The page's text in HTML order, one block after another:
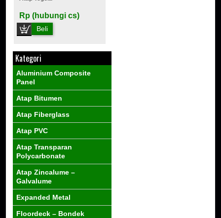
Rp (hubungi cs)
Beli
Kategori
Aluminium Composite
Panel
Atap Bitumen
Atap Fiberglass
Atap PVC
Atap Transparan
Polycarbonate
Atap Zincalume –
Galvalume
Expanded Metal
Floordeck – Bondek